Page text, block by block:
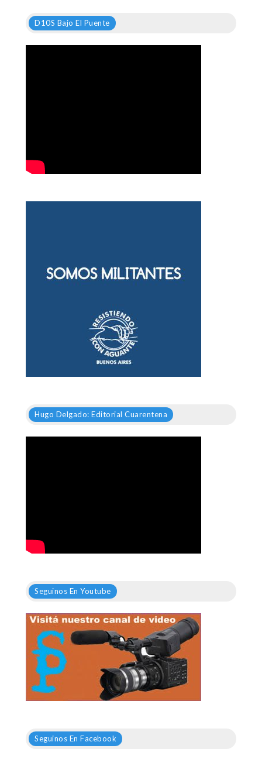
D10S Bajo El Puente
Hugo Delgado: Editorial Cuarentena
Seguinos En Youtube
Seguinos En Facebook